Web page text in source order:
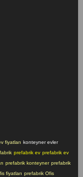
fiyatları konteyner evler
prefabrik ev prefabrik ev
prefabrik konteyner prefabrik
fiyatları prefabrik Ofis